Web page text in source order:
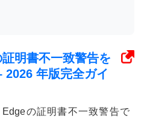
明書不一致警告を
2026 年版完全ガイ
Edgeの証明書不一致警告で